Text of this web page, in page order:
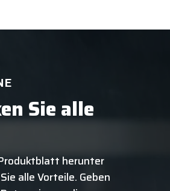
Sie alle
herunter
alle Vorteile. Geben